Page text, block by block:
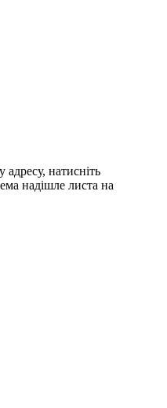
адресу, натисніть
надішле листа на